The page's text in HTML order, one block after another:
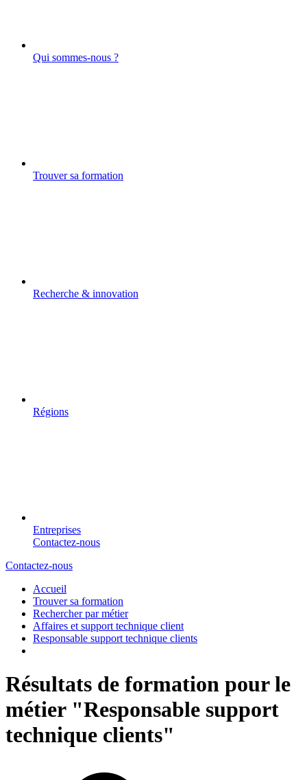
Qui sommes-nous ?
Trouver sa formation
Recherche & innovation
Régions
Entreprises
Contactez-nous
Contactez-nous
Accueil
Trouver sa formation
Rechercher par métier
Affaires et support technique client
Responsable support technique clients
Résultats de formation pour le
métier "Responsable support
technique clients"